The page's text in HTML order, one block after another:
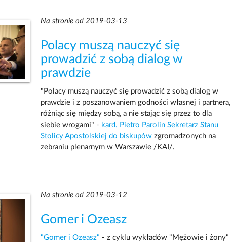
Na stronie od 2019-03-13
Polacy muszą nauczyć się
prowadzić z sobą dialog w
prawdzie
"Polacy muszą nauczyć się prowadzić z sobą dialog w
prawdzie i z poszanowaniem godności własnej i partnera,
różniąc się między sobą, a nie stając się przez to dla
siebie wrogami" - kard. Pietro Parolin Sekretarz Stanu
Stolicy Apostolskiej do biskupówzgromadzonych na
zebraniu plenarnym w Warszawie /KAI/.
Na stronie od 2019-03-12
Gomer i Ozeasz
"Gomer i Ozeasz" - z cyklu wykładów "Mężowie i żony"